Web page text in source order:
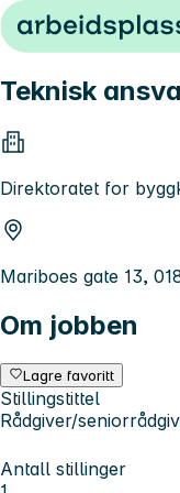
Hopp til innhold
Teknisk
Direktoratet for
Mariboes gate 13,
Om jobben
Lagre favoritt
Stillingstittel
Rådgiver/
Antall stillinger